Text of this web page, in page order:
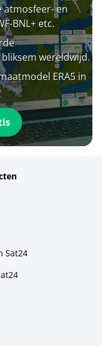
atmosfeer- en
BNL+ etc.
wereldwijd.
ERA5 in
Sat24